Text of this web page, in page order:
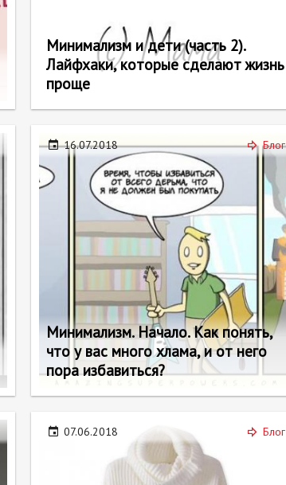
Минимализм и дети (часть 2).
Лайфхаки, которые сделают жизнь
проще
16.07.2018 Блог
Минимализм. Начало. Как понять,
что у вас много хлама, и от него
пора избавиться?
07.06.2018 Блог